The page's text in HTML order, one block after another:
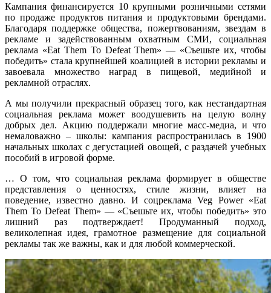
Кампания финансируется 10 крупными розничными сетями
по продаже продуктов питания и продуктовыми брендами.
Благодаря поддержке общества, пожертвованиям, звездам в
рекламе и задействованным охватным СМИ, социальная
реклама «Eat Them To Defeat Them» — «Съешьте их, чтобы
победить» стала крупнейшей коалицией в истории рекламы и
завоевала множество наград в пищевой, медийной и
рекламной отраслях.
А мы получили прекрасный образец того, как нестандартная
социальная реклама может воодушевить на целую волну
добрых дел. Акцию поддержали многие масс-медиа, и что
немаловажно – школы: кампания распространилась в 1900
начальных школах с дегустацией овощей, с раздачей учебных
пособий в игровой форме.
… О том, что социальная реклама формирует в обществе
представления о ценностях, стиле жизни, влияет на
поведение, известно давно. И соцреклама Veg Power «Eat
Them To Defeat Them» — «Съешьте их, чтобы победить» это
лишний раз подтверждает! Продуманный подход,
великолепная идея, грамотное размещение для социальной
рекламы так же важны, как и для любой коммерческой.